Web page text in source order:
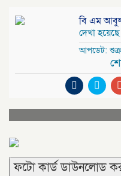
বি এম আবুল
দেখা হয়েছে
আপডেট:
ফটো কার্ড ডাউনলোড